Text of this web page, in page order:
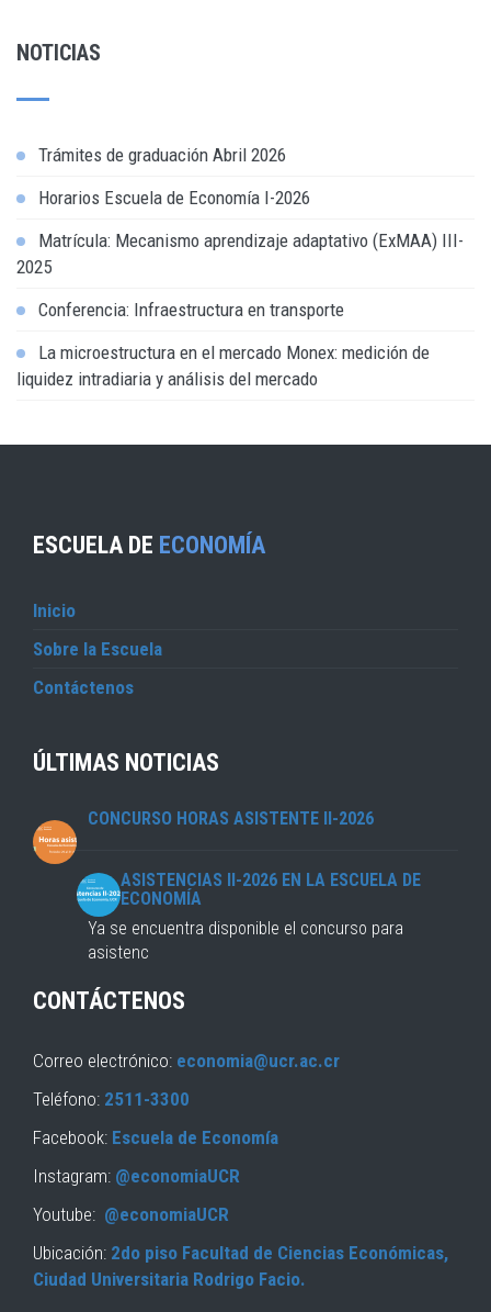
NOTICIAS
Trámites de graduación Abril 2026
Horarios Escuela de Economía I-2026
Matrícula: Mecanismo aprendizaje adaptativo (ExMAA) III-
2025
Conferencia: Infraestructura en transporte
La microestructura en el mercado Monex: medición de
liquidez intradiaria y análisis del mercado
ESCUELA DE ECONOMÍA
Inicio
Sobre la Escuela
Contáctenos
ÚLTIMAS NOTICIAS
CONCURSO HORAS ASISTENTE II-2026
ASISTENCIAS II-2026 EN LA ESCUELA DE
ECONOMÍA
Ya se encuentra disponible el concurso para
asistenc
CONTÁCTENOS
Correo electrónico: economia@ucr.ac.cr
Teléfono: 2511-3300
Facebook: Escuela de Economía
Instagram: @economiaUCR
Youtube: @economiaUCR
Ubicación: 2do piso Facultad de Ciencias Económicas,
Ciudad Universitaria Rodrigo Facio.